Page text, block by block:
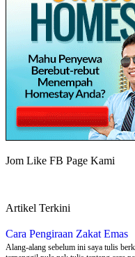
Jom Like FB Page Kami
Artikel Terkini
Cara Pengiraan Zakat Emas
Alang-alang sebelum ini saya tulis